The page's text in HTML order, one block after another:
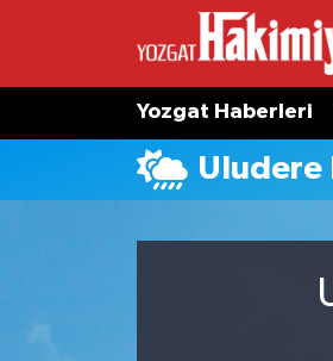
Yozgat Haberleri
Uludere